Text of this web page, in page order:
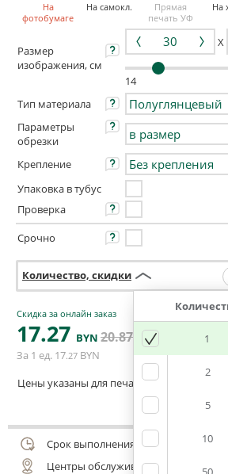
На
фотобумаге
На самокл.
Прямая
печать УФ
На
Размер
изображения, см
X
14
Тип материала
Параметры
обрезки
Крепление
Упаковка в тубус
Проверка
Срочно
Количество, скидки
1
2
5
10
Скидка за онлайн заказ
17.27 BYN 20.87
BYN
За 1 ед. 17.27 BYN
Цены указаны для печати из готового
Срок выполнения заказа (до 200
Центры обслуживания, самовывоз